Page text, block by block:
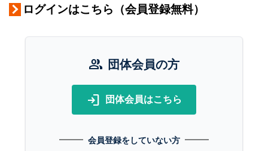
ログインはこちら（会員登録無料）
group 団体会員の方
login 団体会員はこちら
会員登録をしていない方